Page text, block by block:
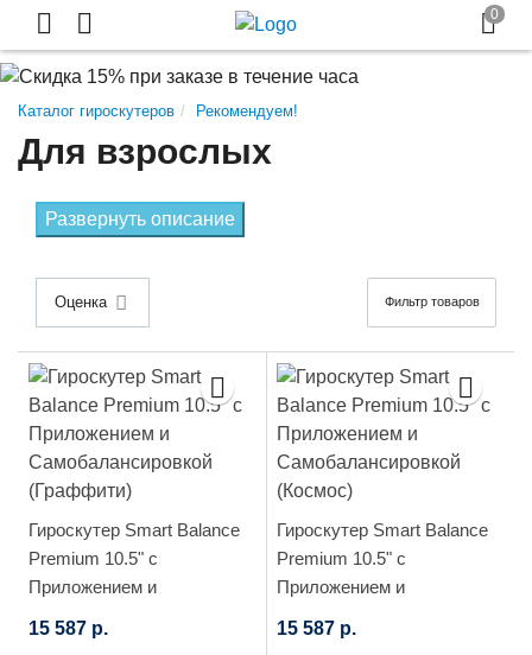
Каталог гироскутеров Рекомендуем!
Для взрослых
Развернуть описание
Оценка Фильтр товаров
Гироскутер Smart Balance
Premium 10.5" с
Приложением и
(Граффити)
15 587 р.
Гироскутер Smart Balance
Premium 10.5" с
Приложением и
(Космос)
15 587 р.